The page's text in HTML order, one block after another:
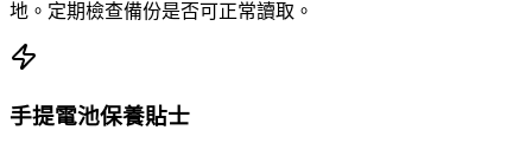
地。定期檢查備份是否可正常讀取。
手提電池保養貼士